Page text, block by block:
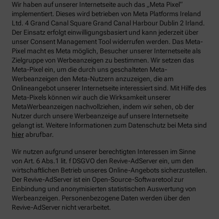
Wir haben auf unserer Internetseite auch das „Meta Pixel“
implementiert. Dieses wird betrieben von Meta Platforms Ireland
Ltd. 4 Grand Canal Square Grand Canal Harbour Dublin 2 Irland.
Der Einsatz erfolgt einwilligungsbasiert und kann jederzeit über
unser Consent Management Tool widerrufen werden. Das Meta-
Pixel macht es Meta möglich, Besucher unserer Internetseite als
Zielgruppe von Werbeanzeigen zu bestimmen. Wir setzen das
Meta-Pixel ein, um die durch uns geschalteten Meta-
Werbeanzeigen den Meta-Nutzern anzuzeigen, die am
Onlineangebot unserer Internetseite interessiert sind. Mit Hilfe des
Meta-Pixels können wir auch die Wirksamkeit unserer
MetaWerbeanzeigen nachvollziehen, indem wir sehen, ob der
Nutzer durch unsere Werbeanzeige auf unsere Internetseite
gelangt ist. Weitere Informationen zum Datenschutz bei Meta sind
hier abrufbar.
Wir nutzen aufgrund unserer berechtigten Interessen im Sinne
von Art. 6 Abs.1 lit. f DSGVO den Revive-AdServer ein, um den
wirtschaftlichen Betrieb unseres Online-Angebots sicherzustellen.
Der Revive-AdServer ist ein Open-Source-Softwaretool zur
Einbindung und anonymisierten statistischen Auswertung von
Werbeanzeigen. Personenbezogene Daten werden über den
Revive-AdServer nicht verarbeitet.